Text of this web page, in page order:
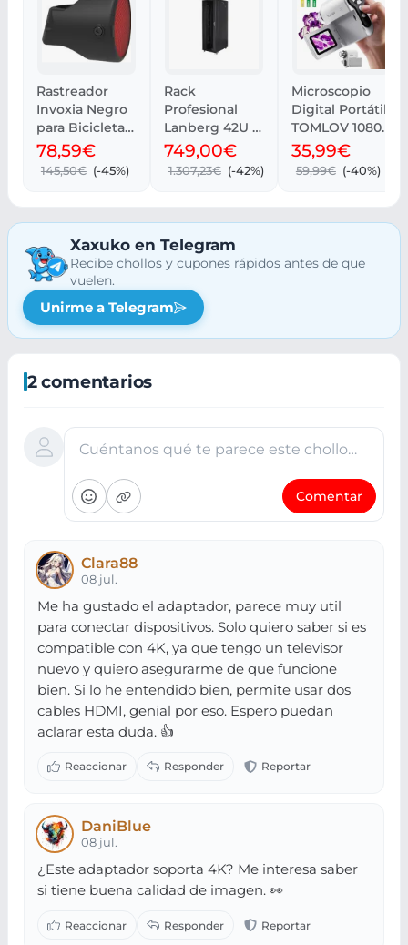
Rastreador
Invoxia Negro
para Bicicletas
GPS
78,59€
145,50€ (-45%)
Rack
Profesional
Lanberg 42U -
800 kg,
Ventilación y
Cristal
749,00€
1.307,23€ (-42%)
Microscopio
Digital Portátil
TOMLOV 1080P
con Pantalla
LCD 2
35,99€
59,99€ (-40%)
Xaxuko en Telegram
Recibe chollos y cupones rápidos antes de que
vuelen.
Unirme a Telegram
2 comentarios
Cuéntanos qué te parece este chollo…
Comentar
Clara88
08 jul.
Me ha gustado el adaptador, parece muy util
para conectar dispositivos. Solo quiero saber si es
compatible con 4K, ya que tengo un televisor
nuevo y quiero asegurarme de que funcione
bien. Si lo he entendido bien, permite usar dos
cables HDMI, genial por eso. Espero puedan
aclarar esta duda. 👍
DaniBlue
08 jul.
¿Este adaptador soporta 4K? Me interesa saber
si tiene buena calidad de imagen. 👀